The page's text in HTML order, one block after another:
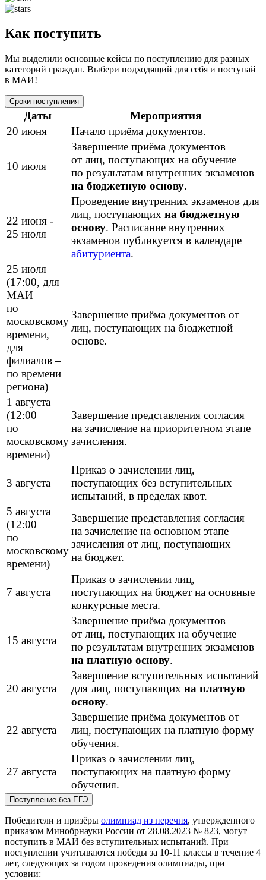
Как поступить
Мы выделили основные кейсы по поступлению для разных
категорий граждан. Выбери подходящий для себя и поступай
в МАИ!
Сроки поступления
Даты
Мероприятия
20 июня
Начало приёма документов.
10 июля
Завершение приёма документов
от лиц, поступающих на обучение
по результатам внутренних экзаменов
на бюджетную основу.
22 июня -
25 июля
Проведение внутренних экзаменов для
лиц, поступающих на бюджетную
основу. Расписание внутренних
экзаменов публикуется в календаре
абитуриента.
25 июля
(17:00, для
МАИ
по
московскому
времени,
для
филиалов –
по времени
региона)
Завершение приёма документов от
лиц, поступающих на бюджетной
основе.
1 августа
(12:00
по
московскому
времени)
Завершение представления согласия
на зачисление на приоритетном этапе
зачисления.
3 августа
Приказ о зачислении лиц,
поступающих без вступительных
испытаний, в пределах квот.
5 августа
(12:00
по
московскому
времени)
Завершение представления согласия
на зачисление на основном этапе
зачисления от лиц, поступающих
на бюджет.
7 августа
Приказ о зачислении лиц,
поступающих на бюджет на основные
конкурсные места.
15 августа
Завершение приёма документов
от лиц, поступающих на обучение
по результатам внутренних экзаменов
на платную основу.
20 августа
Завершение вступительных испытаний
для лиц, поступающих на платную
основу.
22 августа
Завершение приёма документов от
лиц, поступающих на платную форму
обучения.
27 августа
Приказ о зачислении лиц,
поступающих на платную форму
обучения.
Поступление без ЕГЭ
Победители и призёры олимпиад из перечня, утвержденного
приказом Минобрнауки России от 28.08.2023 № 823, могут
поступить в МАИ без вступительных испытаний. При
поступлении учитываются победы за 10-11 классы в течение 4
лет, следующих за годом проведения олимпиады, при
условии: